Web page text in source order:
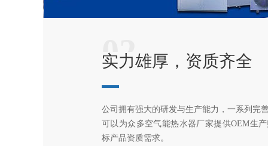
实力雄厚，资质齐全
02
公司拥有强大的研发与生产能力，一系列完
可以为众多空气能热水器厂家提供OEM生
标产品资质需求。